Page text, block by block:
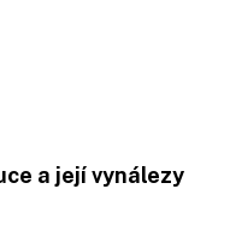
a její vynálezy